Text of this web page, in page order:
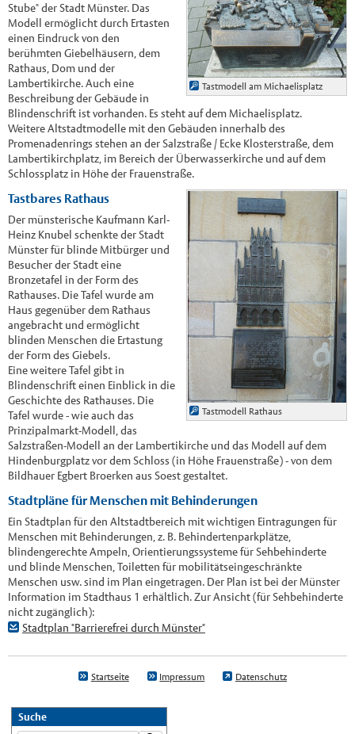
Tastmodell am Michaelisplatz
Stube" der Stadt Münster. Das
Modell ermöglicht durch Ertasten
einen Eindruck von den
berühmten Giebelhäusern, dem
Rathaus, Dom und der
Lambertikirche. Auch eine
Beschreibung der Gebäude in
Blindenschrift ist vorhanden. Es steht auf dem Michaelisplatz.
Weitere Altstadtmodelle mit den Gebäuden innerhalb des
Promenadenrings stehen an der Salzstraße / Ecke Klosterstraße, dem
Lambertikirchplatz, im Bereich der Überwasserkirche und auf dem
Schlossplatz in Höhe der Frauenstraße.
Tastmodell Rathaus
Tastbares Rathaus
Der münsterische Kaufmann Karl-
Heinz Knubel schenkte der Stadt
Münster für blinde Mitbürger und
Besucher der Stadt eine
Bronzetafel in der Form des
Rathauses. Die Tafel wurde am
Haus gegenüber dem Rathaus
angebracht und ermöglicht
blinden Menschen die Ertastung
der Form des Giebels.
Eine weitere Tafel gibt in
Blindenschrift einen Einblick in die
Geschichte des Rathauses. Die
Tafel wurde - wie auch das
Prinzipalmarkt-Modell, das
Salzstraßen-Modell an der Lambertikirche und das Modell auf dem
Hindenburgplatz vor dem Schloss (in Höhe Frauenstraße) - von dem
Bildhauer Egbert Broerken aus Soest gestaltet.
Stadtpläne für Menschen mit Behinderungen
Ein Stadtplan für den Altstadtbereich mit wichtigen Eintragungen für
Menschen mit Behinderungen, z. B. Behindertenparkplätze,
blindengerechte Ampeln, Orientierungssysteme für Sehbehinderte
und blinde Menschen, Toiletten für mobilitätseingeschränkte
Menschen usw. sind im Plan eingetragen. Der Plan ist bei der Münster
Information im Stadthaus 1 erhältlich. Zur Ansicht (für Sehbehinderte
nicht zugänglich):
Stadtplan "Barrierefrei durch Münster"
Startseite Impressum Datenschutz
Suche